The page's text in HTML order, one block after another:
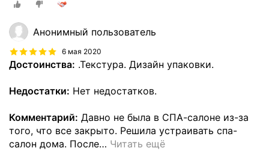
Анонимный пользователь
6 мая 2020
Достоинства: .Текстура. Дизайн упаковки.
Недостатки: Нет недостатков.
Комментарий: Давно не была в СПА-салоне из-за
того, что все закрыто. Решила устраивать спа-
салон дома. После… Читать ещё